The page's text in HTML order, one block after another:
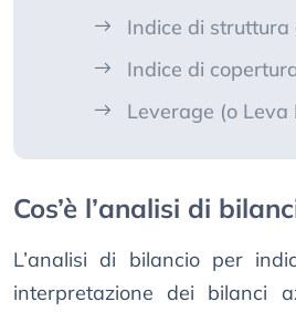
Indice di struttura
Indice di
Leverage (o Leva
Cos’è l’analisi di
L’analisi di bilancio per
interpretazione dei bilanci